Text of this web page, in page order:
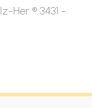
Her ® 3431 -